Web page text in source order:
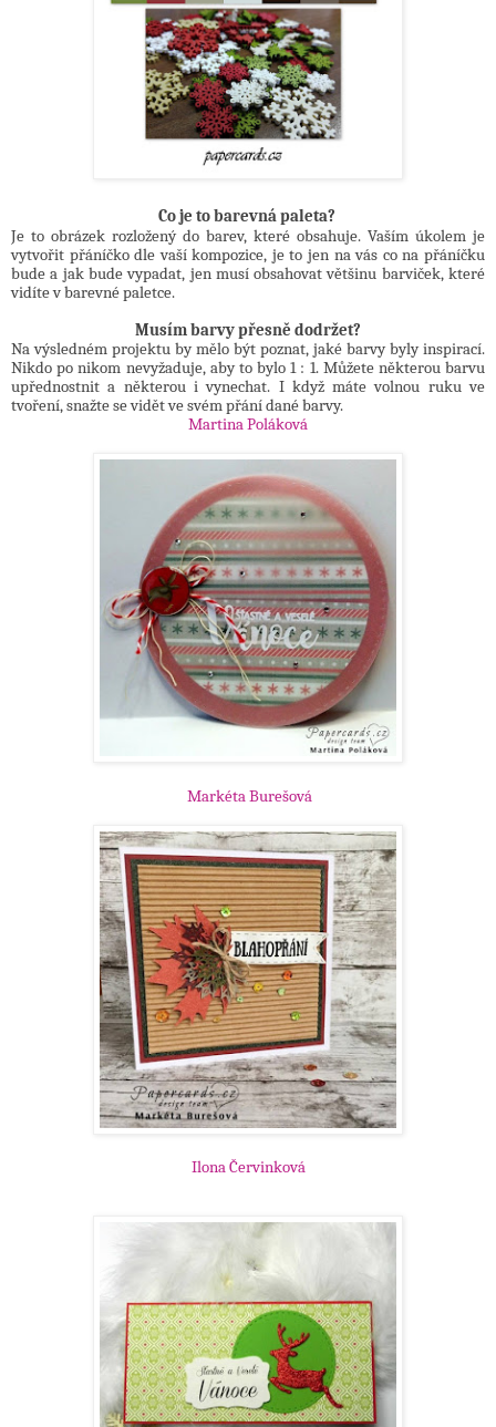
Co je to barevná paleta?
Je to obrázek rozložený do barev, které obsahuje. Vaším úkolem je
vytvořit přáníčko dle vaší kompozice, je to jen na vás co na přáníčku
bude a jak bude vypadat, jen musí obsahovat většinu barviček, které
vidíte v barevné paletce.
Musím barvy přesně dodržet?
Na výsledném projektu by mělo být poznat, jaké barvy byly inspirací.
Nikdo po nikom nevyžaduje, aby to bylo 1 : 1. Můžete některou barvu
upřednostnit a některou i vynechat. I když máte volnou ruku ve
tvoření, snažte se vidět ve svém přání dané barvy.
Martina Poláková
Markéta Burešová
Ilona Červinková